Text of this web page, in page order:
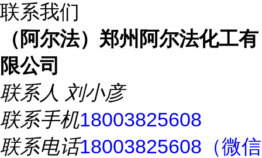
联系我们
（阿尔法）郑州阿尔法化工有
限公司
联系人 刘小彦
联系手机18003825608
联系电话18003825608（微信